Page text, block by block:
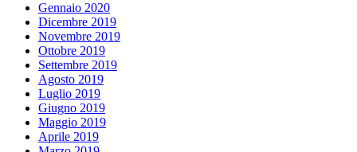
Gennaio 2020
Dicembre 2019
Novembre 2019
Ottobre 2019
Settembre 2019
Agosto 2019
Luglio 2019
Giugno 2019
Maggio 2019
Aprile 2019